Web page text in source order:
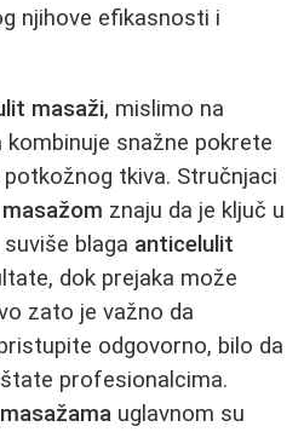
njihove efikasnosti i
masaži, mislimo na
snažne pokrete
tkiva. Stručnjaci
znaju da je ključ u
blaga anticelulit
dok prejaka može
zato je važno da
odgovorno, bilo da
profesionalcima.
uglavnom su